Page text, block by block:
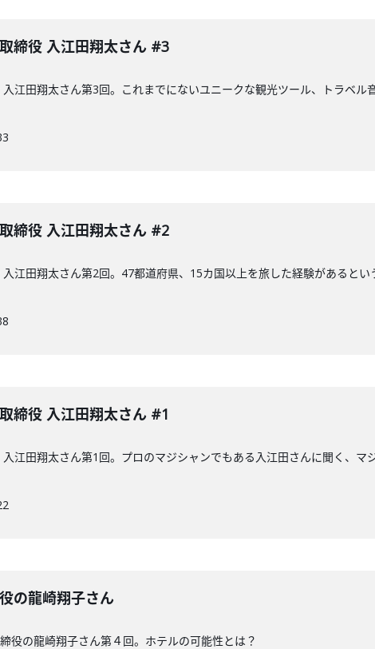
締役 入江田翔太さん #3
江田翔太さん第3回。これまでにないユニークな観光ツール、トラベル
締役 入江田翔太さん #2
江田翔太さん第2回。47都道府県、15カ国以上を旅した経験があると
締役 入江田翔太さん #1
江田翔太さん第1回。プロのマジシャンでもある入江田さんに聞く、マ
の龍崎翔子さん
役の龍崎翔子さん第４回。ホテルの可能性とは？